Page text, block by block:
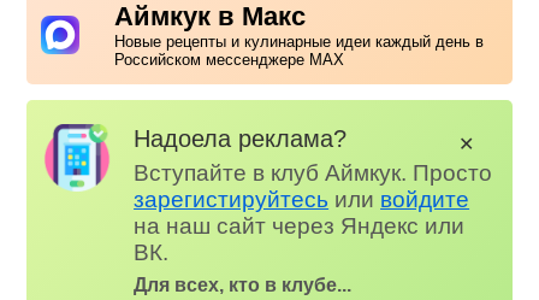
Аймкук в Макс
Новые рецепты и кулинарные идеи каждый день в
Российском мессенджере MAX
Надоела реклама?
Вступайте в клуб Аймкук. Просто
зарегистируйтесь или войдите
на наш сайт через Яндекс или
ВК.
Для всех, кто в клубе...
✕